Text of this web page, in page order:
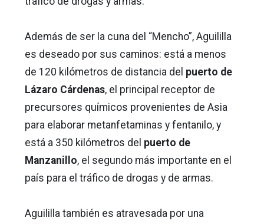
Además de ser la cuna del “Mencho”, Aguililla
es deseado por sus caminos: está a menos
de 120 kilómetros de distancia del puerto de
Lázaro Cárdenas, el principal receptor de
precursores químicos provenientes de Asia
para elaborar metanfetaminas y fentanilo, y
está a 350 kilómetros del puerto de
Manzanillo, el segundo más importante en el
país para el tráfico de drogas y de armas.
Aguililla también es atravesada por una